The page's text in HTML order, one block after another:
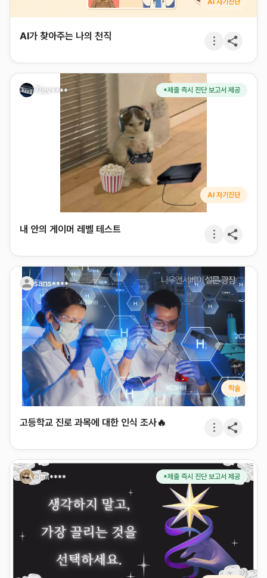
AI가 찾아주는 나의 천직
7lev**** *제출 즉시 진단 보고서 제공
AI 자기진단
내 안의 게이머 레벨 테스트
sans****
학술
고등학교 진로 과목에 대한 인식 조사🔥
emil**** *제출 즉시 진단 보고서 제공